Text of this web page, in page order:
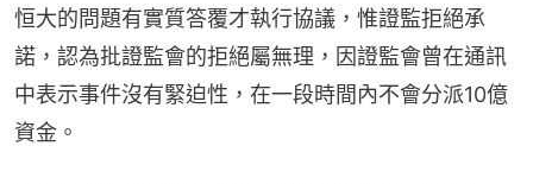
恒大的問題有實質答覆才執行協議，惟證監拒絕承
諾，認為批證監會的拒絕屬無理，因證監會曾在通訊
中表示事件沒有緊迫性，在一段時間內不會分派10億
資金。